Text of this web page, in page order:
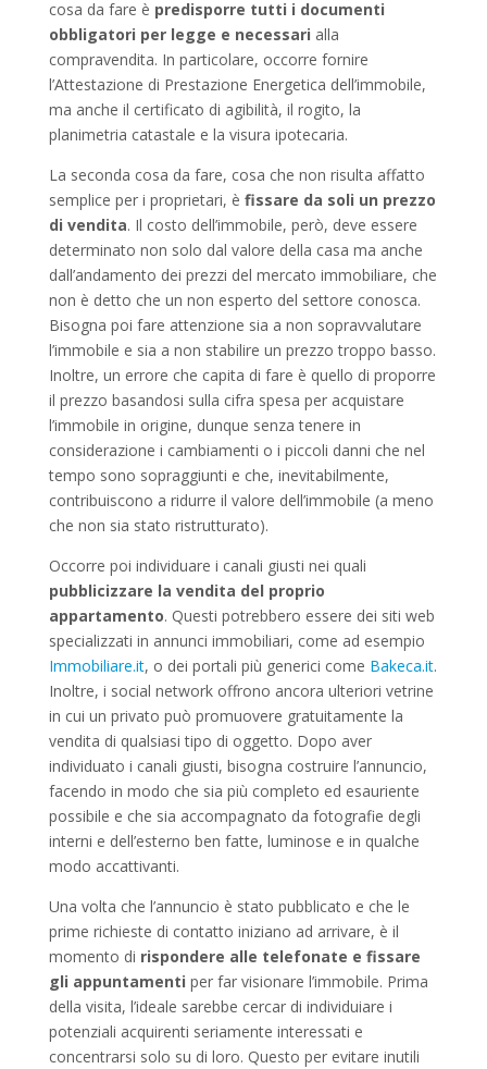
cosa da fare è predisporre tutti i documenti
obbligatori per legge e necessari alla
compravendita. In particolare, occorre fornire
l’Attestazione di Prestazione Energetica dell’immobile,
ma anche il certificato di agibilità, il rogito, la
planimetria catastale e la visura ipotecaria.
La seconda cosa da fare, cosa che non risulta affatto
semplice per i proprietari, è fissare da soli un prezzo
di vendita. Il costo dell’immobile, però, deve essere
determinato non solo dal valore della casa ma anche
dall’andamento dei prezzi del mercato immobiliare, che
non è detto che un non esperto del settore conosca.
Bisogna poi fare attenzione sia a non sopravvalutare
l’immobile e sia a non stabilire un prezzo troppo basso.
Inoltre, un errore che capita di fare è quello di proporre
il prezzo basandosi sulla cifra spesa per acquistare
l’immobile in origine, dunque senza tenere in
considerazione i cambiamenti o i piccoli danni che nel
tempo sono sopraggiunti e che, inevitabilmente,
contribuiscono a ridurre il valore dell’immobile (a meno
che non sia stato ristrutturato).
Occorre poi individuare i canali giusti nei quali
pubblicizzare la vendita del proprio
appartamento. Questi potrebbero essere dei siti web
specializzati in annunci immobiliari, come ad esempio
Immobiliare.it, o dei portali più generici come Bakeca.it.
Inoltre, i social network offrono ancora ulteriori vetrine
in cui un privato può promuovere gratuitamente la
vendita di qualsiasi tipo di oggetto. Dopo aver
individuato i canali giusti, bisogna costruire l’annuncio,
facendo in modo che sia più completo ed esauriente
possibile e che sia accompagnato da fotografie degli
interni e dell’esterno ben fatte, luminose e in qualche
modo accattivanti.
Una volta che l’annuncio è stato pubblicato e che le
prime richieste di contatto iniziano ad arrivare, è il
momento di rispondere alle telefonate e fissare
gli appuntamenti per far visionare l’immobile. Prima
della visita, l’ideale sarebbe cercar di individuiare i
potenziali acquirenti seriamente interessati e
concentrarsi solo su di loro. Questo per evitare inutili